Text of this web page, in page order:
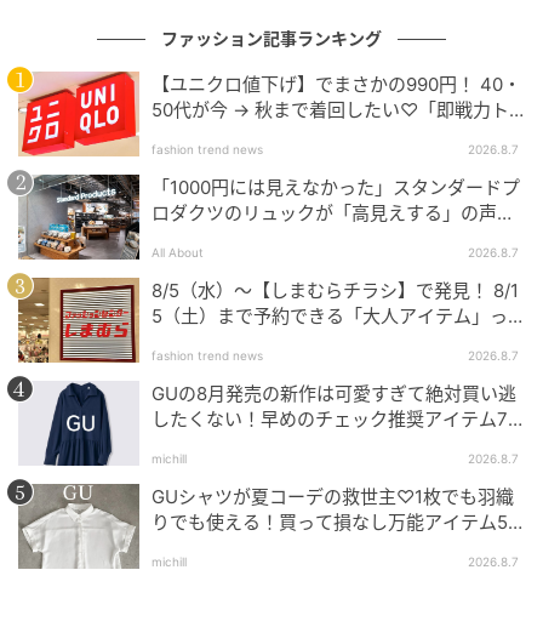
【ワークマン】「レディース撥水ボリュームキャミサ
ロペット」¥2,500（税込）
大人ルックに馴染みやすい、シンプルなキャミサロペ
ットも要チェック。高撥水機能付きで、水や汚れを弾
きやすいのが魅力です。急な天候の変化やレジャーシ
ーンでも、気軽に着られそう。さらにUVカット機能や
ストレッチ性も備えていて、動きやすさと実用性もし
っかりカバーできそう。日常使いからアクティブまで
頼れそうな1着です。カラーはブラック・ネイビー・ブ
ラウンと、合わせやすい3色を展開。
シルエット調節で印象チェンジ
ファッション記事ランキング
【ユニクロ値下げ】でまさかの990円！ 40・
50代が今 → 秋まで着回したい♡「即戦力ト
fashion trend news 2026.8.7
「1000円には見えなかった」スタンダードプ
ロダクツのリュックが「高見えする」の声。
All About 2026.8.7
8/5（水）〜【しまむらチラシ】で発見！ 8/1
5（土）まで予約できる「大人アイテム」っ
fashion trend news 2026.8.7
GUの8月発売の新作は可愛すぎて絶対買い逃
したくない！早めのチェック推奨アイテム7
michill 2026.8.7
GUシャツが夏コーデの救世主♡1枚でも羽織
りでも使える！買って損なし万能アイテム5
michill 2026.8.7